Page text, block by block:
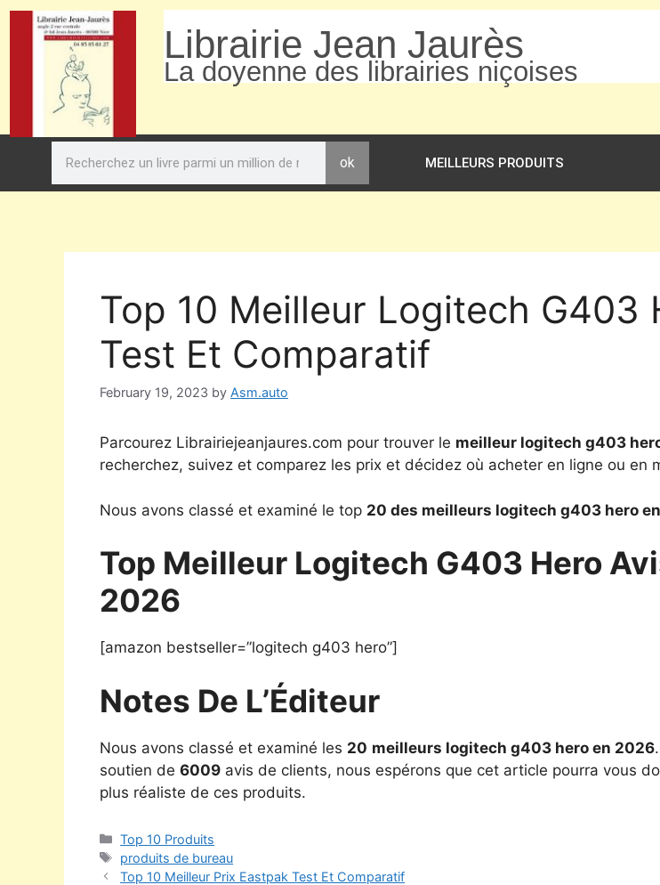
Librairie Jean Jaurès
La doyenne des librairies niçoises
ok MEILLEURS PRODUITS
Top 10 Meilleur Logitech G403
Test Et Comparatif
February 19, 2023 by Asm.auto
Parcourez Librairiejeanjaures.com pour trouver le meilleur logitech g403
recherchez, suivez et comparez les prix et décidez où acheter en ligne ou en
Nous avons classé et examiné le top 20 des meilleurs logitech g403 hero
Top Meilleur Logitech G403 Hero
2026
[amazon bestseller=”logitech g403 hero”]
Notes De L’Éditeur
Nous avons classé et examiné les 20 meilleurs logitech g403 hero en 2026
soutien de 6009 avis de clients, nous espérons que cet article pourra vous
plus réaliste de ces produits.
Top 10 Produits
produits de bureau
Top 10 Meilleur Prix Eastpak Test Et Comparatif